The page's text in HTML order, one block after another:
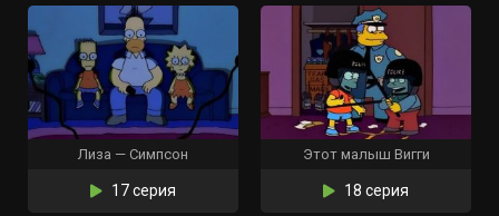
Лиза — Симпсон
17 серия
Этот малыш Вигги
18 серия